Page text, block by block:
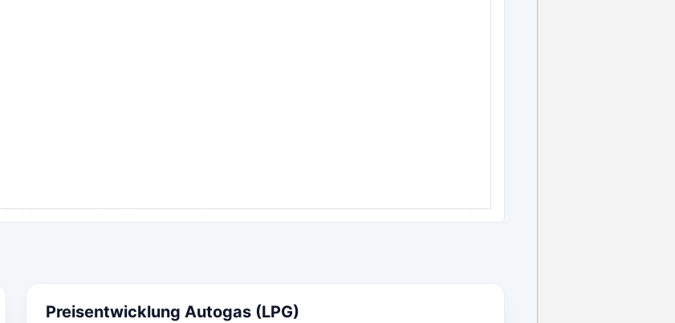
Preisentwicklung Autogas (LPG)